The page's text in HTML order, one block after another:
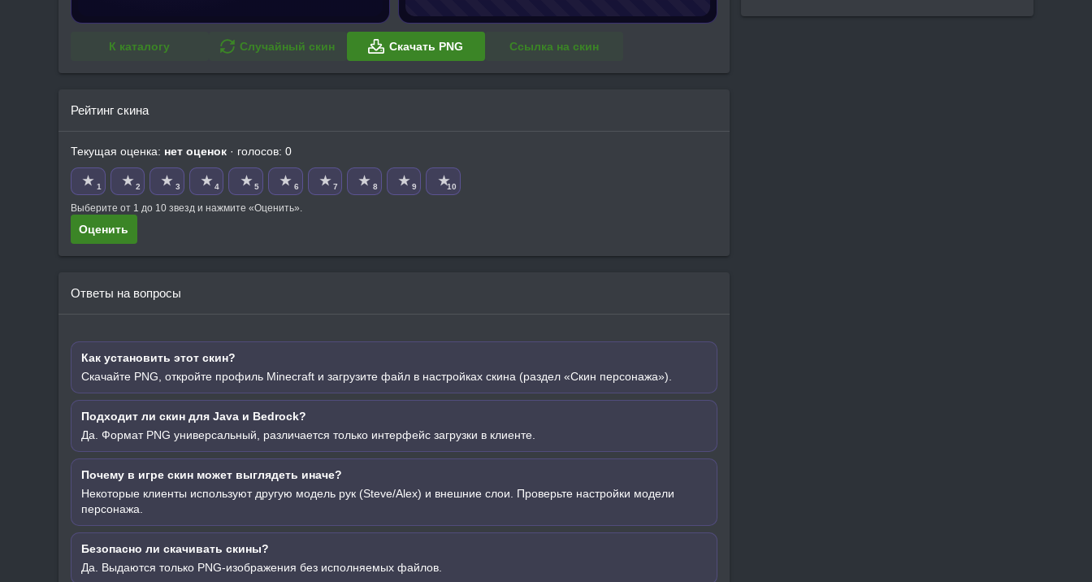
К каталогу Случайный скин Скачать PNG Ссылка на скин
Рейтинг скина
Текущая оценка: нет оценок · голосов: 0
★ 1 ★ 2 ★ 3 ★ 4 ★ 5 ★ 6 ★ 7 ★ 8 ★ 9 ★10
Выберите от 1 до 10 звезд и нажмите «Оценить».
Оценить
Ответы на вопросы
Как установить этот скин?
Скачайте PNG, откройте профиль Minecraft и загрузите файл в настройках скина (раздел «Скин персонажа»).
Подходит ли скин для Java и Bedrock?
Да. Формат PNG универсальный, различается только интерфейс загрузки в клиенте.
Почему в игре скин может выглядеть иначе?
Некоторые клиенты используют другую модель рук (Steve/Alex) и внешние слои. Проверьте настройки модели
персонажа.
Безопасно ли скачивать скины?
Да. Выдаются только PNG-изображения без исполняемых файлов.